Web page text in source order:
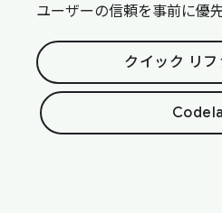
ユーザーの信頼を事前に優
クイック リフ